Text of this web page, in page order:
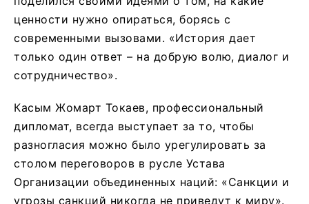
ценности нужно опираться, борясь с
современными вызовами. «История дает
только один ответ – на добрую волю, диалог и
сотрудничество».
Касым Жомарт Токаев, профессиональный
дипломат, всегда выступает за то, чтобы
разногласия можно было урегулировать за
столом переговоров в русле Устава
Организации объединенных наций: «Санкции и
угрозы санкций никогда не приведут к миру».